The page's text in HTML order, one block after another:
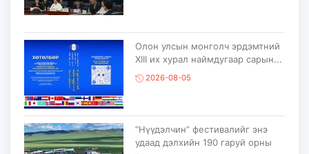
Олон улсын монголч эрдэмтний
XIII их хурал наймдугаар сарын...
2026-08-05
“Нүүдэлчин” фестивалийг энэ
удаад дэлхийн 190 гаруй орны